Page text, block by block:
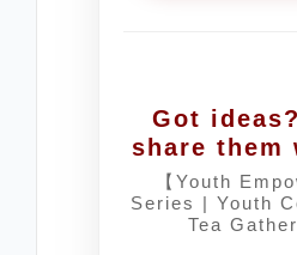
Got
share them
【Youth
Series | Youth
Tea